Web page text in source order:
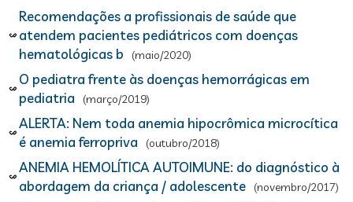
Recomendações a profissionais de saúde que
atendem pacientes pediátricos com doenças
hematológicas b
(maio/2020)
O pediatra frente às doenças hemorrágicas em
pediatria
(março/2019)
ALERTA: Nem toda anemia hipocrômica microcítica
é anemia ferropriva
(outubro/2018)
ANEMIA HEMOLÍTICA AUTOIMUNE: do diagnóstico à
abordagem da criança / adolescente
(novembro/2017)